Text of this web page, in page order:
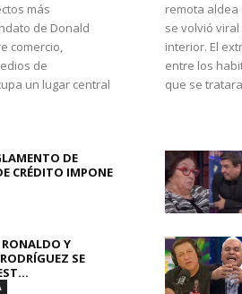
más
de Donald
comercio,
de
un lugar central
remota aldea
se volvió
interior. El
entre los
que se
DE
CRÉDITO IMPONE
Y
SE